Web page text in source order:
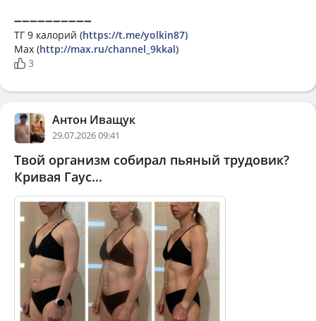
➖➖➖➖➖➖➖➖➖➖
ТГ 9 калорий (https://t.me/yolkin87)
Мах (http://max.ru/channel_9kkal)
3
Антон Иващук
29.07.2026 09:41
Твой организм собирал пьяный трудовик?
Кривая Гаус...